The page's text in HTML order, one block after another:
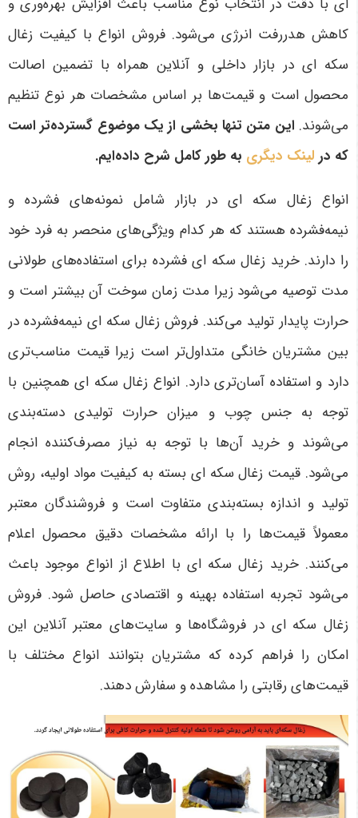
کاهش هدررفت انرژی می‌شود. فروش انواع با کیفیت زغال
سکه ای در بازار داخلی و آنلاین همراه با تضمین اصالت
محصول است و قیمت‌ها بر اساس مشخصات هر نوع تنظیم
می‌شوند. این متن تنها بخشی از یک موضوع گسترده‌تر است
که در لینک دیگری به طور کامل شرح داده‌ایم.
انواع زغال سکه ای در بازار شامل نمونه‌های فشرده و
نیمه‌فشرده هستند که هر کدام ویژگی‌های منحصر به فرد خود
را دارند. خرید زغال سکه ای فشرده برای استفاده‌های طولانی
مدت توصیه می‌شود زیرا مدت زمان سوخت آن بیشتر است و
حرارت پایدار تولید می‌کند. فروش زغال سکه ای نیمه‌فشرده در
بین مشتریان خانگی متداول‌تر است زیرا قیمت مناسب‌تری
دارد و استفاده آسان‌تری دارد. انواع زغال سکه ای همچنین با
توجه به جنس چوب و میزان حرارت تولیدی دسته‌بندی
می‌شوند و خرید آن‌ها با توجه به نیاز مصرف‌کننده انجام
می‌شود. قیمت زغال سکه ای بسته به کیفیت مواد اولیه، روش
تولید و اندازه بسته‌بندی متفاوت است و فروشندگان معتبر
معمولاً قیمت‌ها را با ارائه مشخصات دقیق محصول اعلام
می‌کنند. خرید زغال سکه ای با اطلاع از انواع موجود باعث
می‌شود تجربه استفاده بهینه و اقتصادی حاصل شود. فروش
زغال سکه ای در فروشگاه‌ها و سایت‌های معتبر آنلاین این
امکان را فراهم کرده که مشتریان بتوانند انواع مختلف با
قیمت‌های رقابتی را مشاهده و سفارش دهند.